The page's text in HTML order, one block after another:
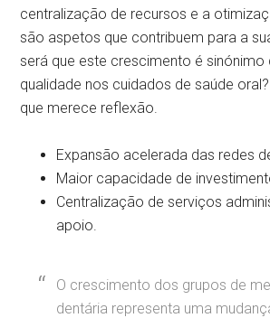
centralização de recursos e a
são aspetos que contribuem para a
será que este crescimento é sinónimo
qualidade nos cuidados de saúde
que merece reflexão.
Expansão acelerada das redes
Maior capacidade de
Centralização de serviços
apoio.
O crescimento dos grupos de
dentária representa uma